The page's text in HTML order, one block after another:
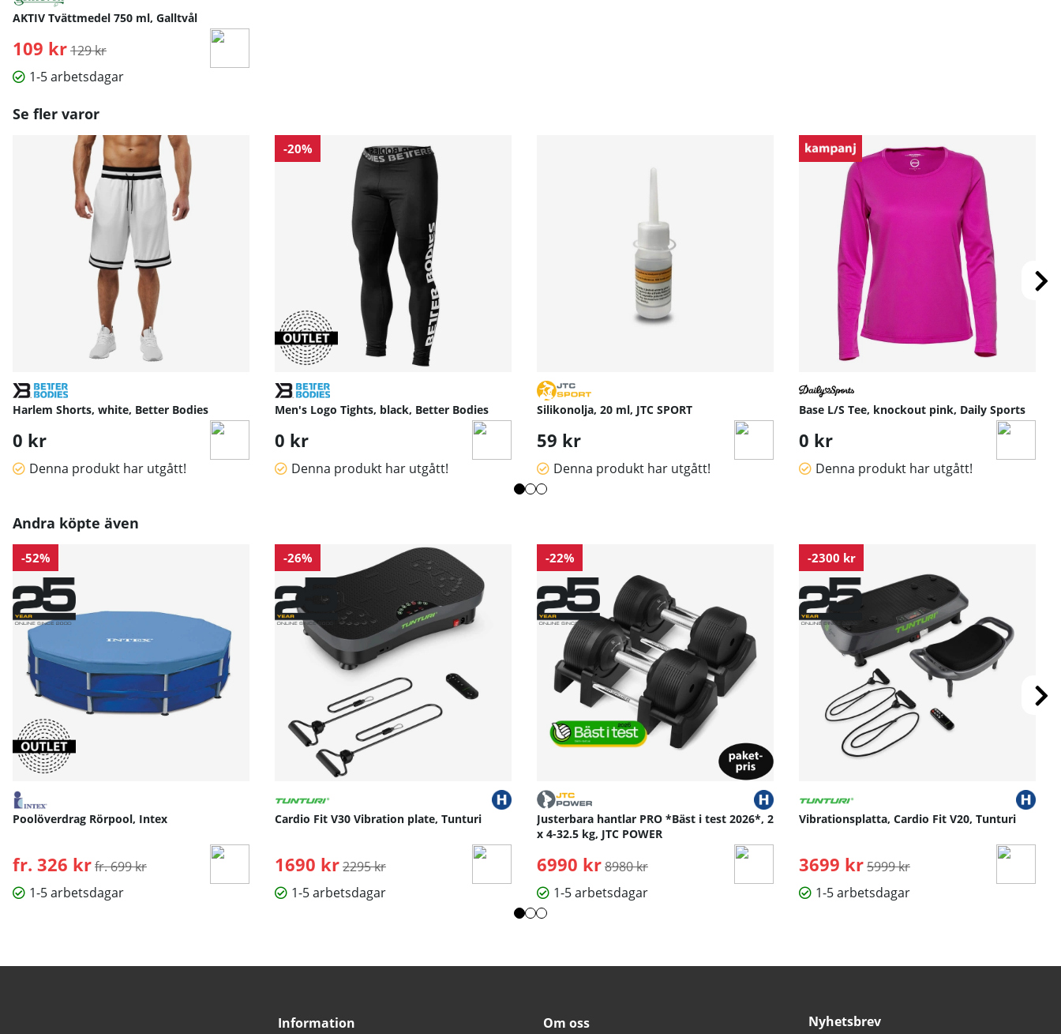
AKTIV Tvättmedel 750 ml, Galltvål
109 kr Ordinarie pris:
129 kr
1-5 arbetsdagar
Se fler varor
Harlem Shorts, white, Better Bodies
0 kr
Denna produkt har utgått!
-20%
Men's Logo Tights, black, Better Bodies
0 kr
Denna produkt har utgått!
Silikonolja, 20 ml, JTC SPORT
59 kr
Denna produkt har utgått!
Base L/S Tee, knockout pink, Daily Sports
0 kr
Denna produkt har utgått!
Andra köpte även
-52%
Poolöverdrag Rörpool, Intex
fr. 326 krOrdinarie pris:
fr. 699 kr
1-5 arbetsdagar
-26%
Cardio Fit V30 Vibration plate, Tunturi
1690 kr Ordinarie pris:
2295 kr
1-5 arbetsdagar
-22%
Justerbara hantlar PRO *Bäst i test 2026*, 2
x 4-32.5 kg, JTC POWER
6990 kr Ordinarie pris:
8980 kr
1-5 arbetsdagar
-2300 kr
Vibrationsplatta, Cardio Fit V20, Tunturi
3699 kr Ordinarie pris:
5999 kr
1-5 arbetsdagar
Information Om oss Nyhetsbrev